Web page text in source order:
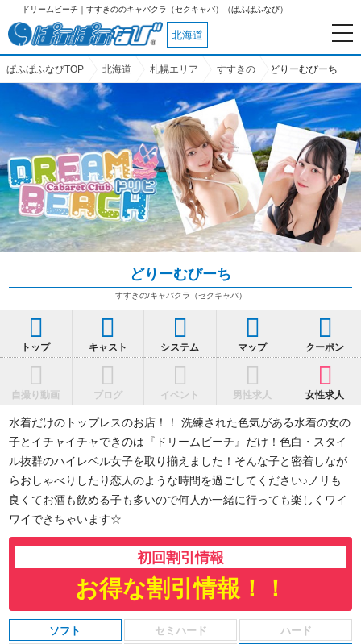
ドリームビーチ｜すすきののキャバクラ（セクキャバ）（ぱふぱふなび）
北海道
ぱふぱふなびTOP 北海道 札幌エリア すすきの どりーむびーち
どりーむびーち
すすきの/キャバクラ（セクキャバ）
トップ キャスト システム マップ クーポン
自撮り動画 ブログ イベント 男性求人 女性求人
水着だけのトップレスのお店！！ 洗練された色気がある水着の女の
子とイチャイチャできのは『ドリームビーチ』だけ！色白・スタイ
ル抜群のハイレベル女子を取り揃えました！そんな子と密着しなが
らおしゃべりしたり恋人のような時間を過ごしてください♪ノリも
良くてお酒も飲める子も多いので何人か一緒に行っても楽しくワイ
ワイできちゃいます☆
初回割引情報
お得な割引情報！！
ソフト